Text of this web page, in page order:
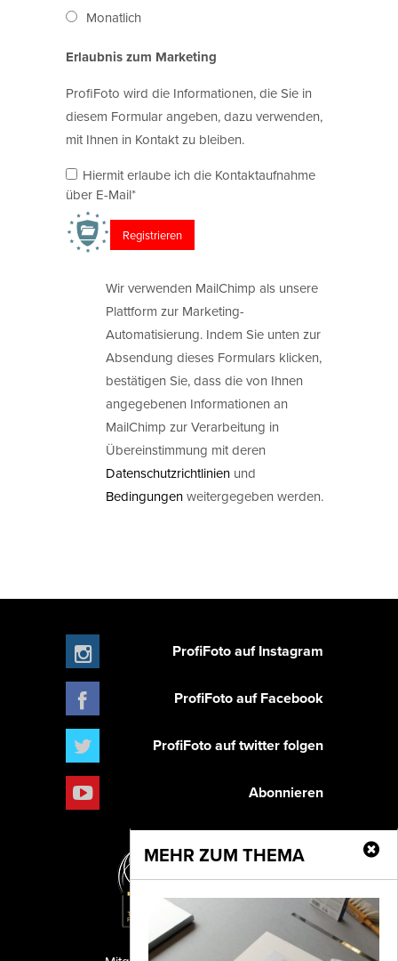
Monatlich
Erlaubnis zum Marketing
ProfiFoto wird die Informationen, die Sie in
diesem Formular angeben, dazu verwenden,
mit Ihnen in Kontakt zu bleiben.
Hiermit erlaube ich die Kontaktaufnahme
über E-Mail*
Wir verwenden MailChimp als unsere
Plattform zur Marketing-
Automatisierung. Indem Sie unten zur
Absendung dieses Formulars klicken,
bestätigen Sie, dass die von Ihnen
angegebenen Informationen an
MailChimp zur Verarbeitung in
Übereinstimmung mit deren
Datenschutzrichtlinien und
Bedingungenweitergegeben werden.
MEHR ZUM THEMA
ProfiFoto auf Instagram
ProfiFoto auf Facebook
ProfiFoto auf twitter folgen
Abonnieren